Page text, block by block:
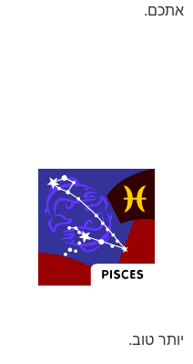
אתכם.
יותר טוב.